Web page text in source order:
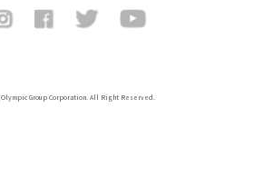
Olympic Group Corporation. All Right Reserved.